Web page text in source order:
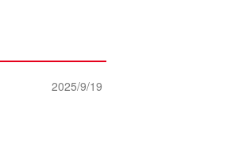
2025/9/19